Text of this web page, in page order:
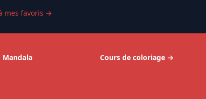
mes favoris →
Mandala Cours de coloriage →